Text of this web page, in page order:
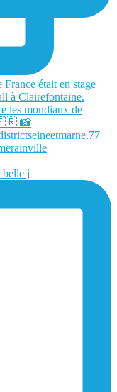
belle j